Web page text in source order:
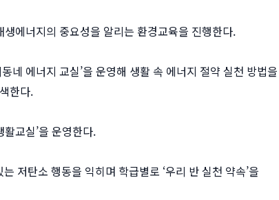
에너지의 중요성을 알리는 환경교육을 진행한다.
네 에너지 교실’을 운영해 생활 속 에너지 절약 실천 방법을
한다.
교실’을 운영한다.
저탄소 행동을 익히며 학급별로 ‘우리 반 실천 약속’을